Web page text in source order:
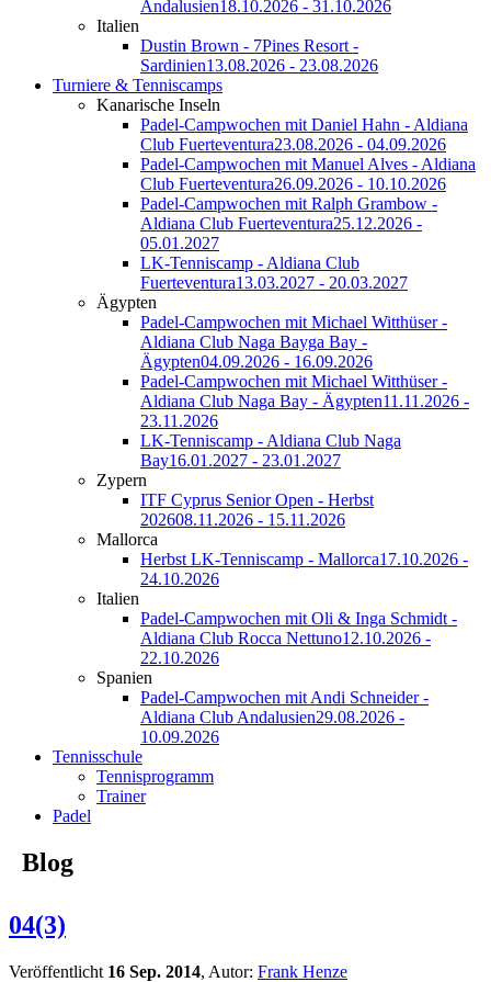
Andalusien18.10.2026 - 31.10.2026
Italien
Dustin Brown - 7Pines Resort -
Sardinien13.08.2026 - 23.08.2026
Turniere & Tenniscamps
Kanarische Inseln
Padel-Campwochen mit Daniel Hahn - Aldiana
Club Fuerteventura23.08.2026 - 04.09.2026
Padel-Campwochen mit Manuel Alves - Aldiana
Club Fuerteventura26.09.2026 - 10.10.2026
Padel-Campwochen mit Ralph Grambow -
Aldiana Club Fuerteventura25.12.2026 -
05.01.2027
LK-Tenniscamp - Aldiana Club
Fuerteventura13.03.2027 - 20.03.2027
Ägypten
Padel-Campwochen mit Michael Witthüser -
Aldiana Club Naga Bayga Bay -
Ägypten04.09.2026 - 16.09.2026
Padel-Campwochen mit Michael Witthüser -
Aldiana Club Naga Bay - Ägypten11.11.2026 -
23.11.2026
LK-Tenniscamp - Aldiana Club Naga
Bay16.01.2027 - 23.01.2027
Zypern
ITF Cyprus Senior Open - Herbst
202608.11.2026 - 15.11.2026
Mallorca
Herbst LK-Tenniscamp - Mallorca17.10.2026 -
24.10.2026
Italien
Padel-Campwochen mit Oli & Inga Schmidt -
Aldiana Club Rocca Nettuno12.10.2026 -
22.10.2026
Spanien
Padel-Campwochen mit Andi Schneider -
Aldiana Club Andalusien29.08.2026 -
10.09.2026
Tennisschule
Tennisprogramm
Trainer
Padel
Blog
04(3)
Veröffentlicht 16 Sep. 2014, Autor: Frank Henze